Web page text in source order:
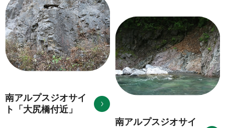
南アルプスジオサイ
ト「大尻橋付近」
南アルプスジオサイ